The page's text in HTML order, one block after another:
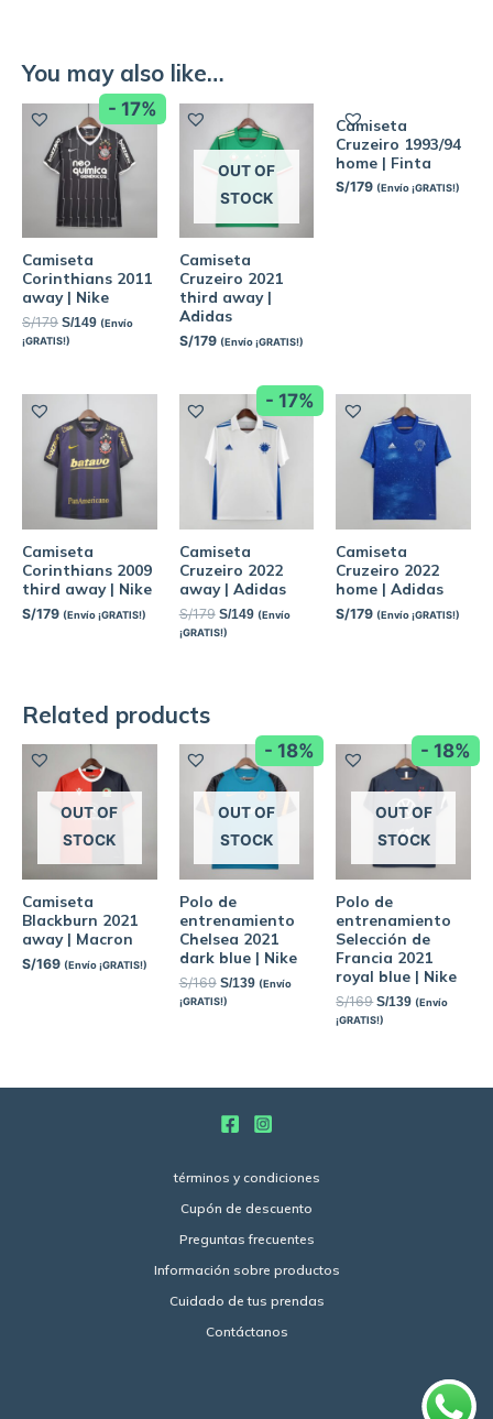
You may also like…
- 17%
Camiseta
Corinthians 2011
away | Nike
S/179 S/149 (Envío
¡GRATIS!)
OUT OF
STOCK
Camiseta
Cruzeiro 2021
third away |
Adidas
S/179 (Envío ¡GRATIS!)
Camiseta
Cruzeiro 1993/94
home | Finta
S/179 (Envío ¡GRATIS!)
Camiseta
Corinthians 2009
third away | Nike
S/179 (Envío ¡GRATIS!)
- 17%
Camiseta
Cruzeiro 2022
away | Adidas
S/179 S/149 (Envío
¡GRATIS!)
Camiseta
Cruzeiro 2022
home | Adidas
S/179 (Envío ¡GRATIS!)
Related products
OUT OF
STOCK
Camiseta
Blackburn 2021
away | Macron
S/169 (Envío ¡GRATIS!)
- 18%
OUT OF
STOCK
Polo de
entrenamiento
Chelsea 2021
dark blue | Nike
S/169 S/139 (Envío
¡GRATIS!)
- 18%
OUT OF
STOCK
Polo de
entrenamiento
Selección de
Francia 2021
royal blue | Nike
S/169 S/139 (Envío
¡GRATIS!)
términos y condiciones
Cupón de descuento
Preguntas frecuentes
Información sobre productos
Cuidado de tus prendas
Contáctanos